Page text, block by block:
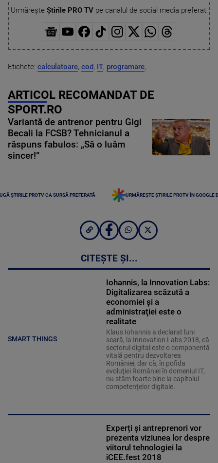
Urmărește Știrile PRO TVpe canalul de social media preferat:
Etichete: calculatoare, cod, IT, programare,
ARTICOL RECOMANDAT DE
SPORT.RO
Variantă de antrenor pentru Gigi
Becali la FCSB? Tehnicianul a
răspuns fabulos: „Să o luăm
sincer!”
ȘTIRILE PROTV CA SURSĂ PREFERATĂ URMĂREȘTE ȘTIRILE PROTV ÎN GOOGLE
CITEȘTE ȘI...
SMART THINGS
Iohannis, la Innovation Labs:
Digitalizarea scăzută a
economiei şi a
administraţiei este o
realitate
Klaus Iohannis a declarat luni
seară, la Innovation Labs 2018, că
sectorul digital este o componentă
vitală pentru dezvoltarea
României, dar că, în pofida
evoluţiei României în domeniul IT,
nu stăm foarte bine la capitolul
competenţelor digitale.
Experți și antreprenori vor
prezenta viziunea lor despre
viitorul tehnologiei la
iCEE.fest 2018